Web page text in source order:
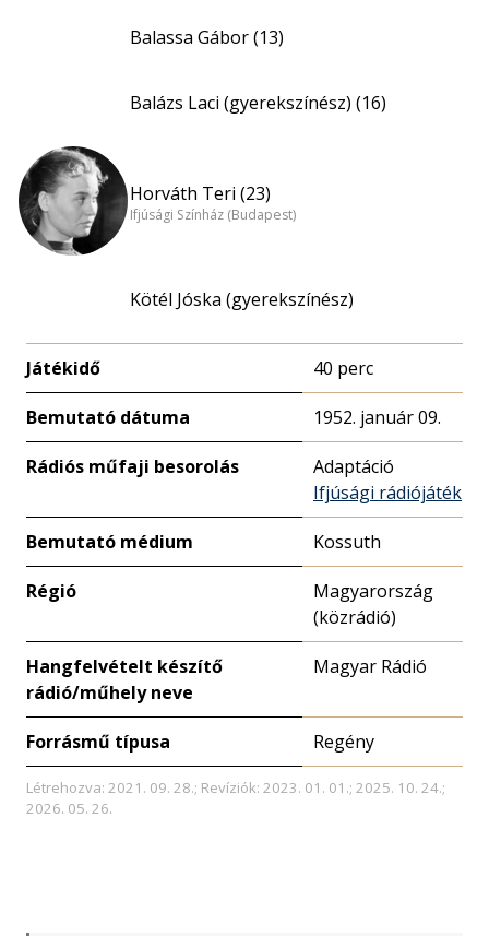
Balassa Gábor (13)
Balázs Laci (gyerekszínész) (16)
Horváth Teri (23)
Ifjúsági Színház (Budapest)
Kötél Jóska (gyerekszínész)
Játékidő 40 perc
Bemutató dátuma 1952. január 09.
Rádiós műfaji besorolás
Adaptáció
Ifjúsági rádiójáték
Bemutató médium Kossuth
Régió
Magyarország
(közrádió)
Hangfelvételt készítő
rádió/műhely neve
Magyar Rádió
Forrásmű típusa Regény
Létrehozva: 2021. 09. 28.; Revíziók: 2023. 01. 01.; 2025. 10. 24.;
2026. 05. 26.